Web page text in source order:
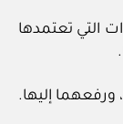
التي تعتمدها